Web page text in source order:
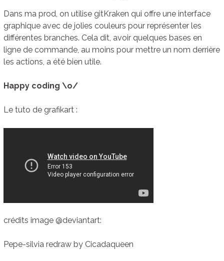
Dans ma prod, on utilise gitKraken qui offre une interface
graphique avec de jolies couleurs pour représenter les
différentes branches. Cela dit, avoir quelques bases en
ligne de commande, au moins pour mettre un nom derrière
les actions, a été bien utile.
Happy coding \o/
Le tuto de grafikart :
crédits image @deviantart:
Pepe-silvia redraw by Cicadaqueen